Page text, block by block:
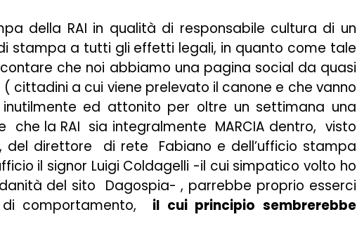
della RAI in qualità di responsabile cultura di un
stampa a tutti gli effetti legali, in quanto come tale
che noi abbiamo una pagina social da quasi
cittadini a cui viene prelevato il canone e che vanno
ed attonito per oltre un settimana una
che la RAI sia integralmente MARCIA dentro, visto
del direttore di rete Fabiano e dell’ufficio stampa
il signor Luigi Coldagelli -il cui simpatico volto ho
del sito Dagospia- , parrebbe proprio esserci
comportamento, il cui principio sembrerebbe